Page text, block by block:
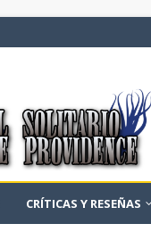
CRÍTICAS Y RESEÑAS